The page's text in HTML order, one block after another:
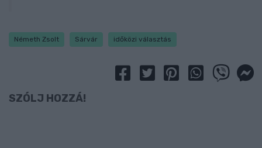
Németh Zsolt Sárvár időközi választás
SZÓLJ HOZZÁ!